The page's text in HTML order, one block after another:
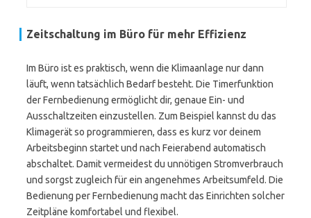
Zeitschaltung im Büro für mehr Effizienz
Im Büro ist es praktisch, wenn die Klimaanlage nur dann
läuft, wenn tatsächlich Bedarf besteht. Die Timerfunktion
der Fernbedienung ermöglicht dir, genaue Ein- und
Ausschaltzeiten einzustellen. Zum Beispiel kannst du das
Klimagerät so programmieren, dass es kurz vor deinem
Arbeitsbeginn startet und nach Feierabend automatisch
abschaltet. Damit vermeidest du unnötigen Stromverbrauch
und sorgst zugleich für ein angenehmes Arbeitsumfeld. Die
Bedienung per Fernbedienung macht das Einrichten solcher
Zeitpläne komfortabel und flexibel.